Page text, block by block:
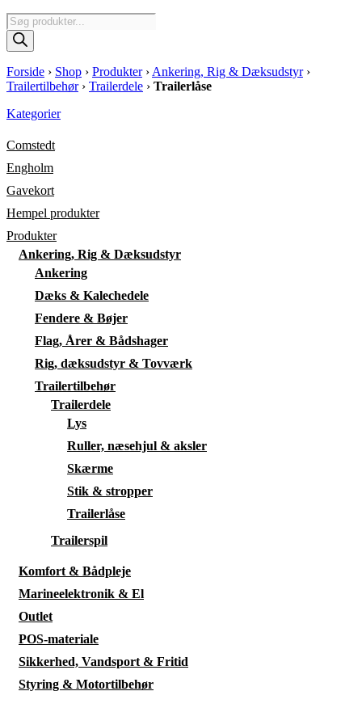
Products
search
Forside › Shop › Produkter› Ankering, Rig & Dæksudstyr›
Trailertilbehør› Trailerdele › Trailerlåse
Kategorier
Comstedt
Engholm
Gavekort
Hempel produkter
Produkter
Ankering, Rig & Dæksudstyr
Ankering
Dæks & Kalechedele
Fendere & Bøjer
Flag, Årer & Bådshager
Rig, dæksudstyr & Tovværk
Trailertilbehør
Trailerdele
Lys
Ruller, næsehjul & aksler
Skærme
Stik & stropper
Trailerlåse
Trailerspil
Komfort & Bådpleje
Marineelektronik & El
Outlet
POS-materiale
Sikkerhed, Vandsport & Fritid
Styring & Motortilbehør